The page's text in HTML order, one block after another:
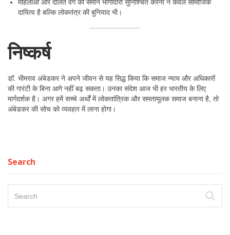
महिलाओं और दलित वर्ग की समान भागीदारी सुनिश्चित करना न केवल सामाजिक
दायित्व है बल्कि लोकतंत्र की बुनियाद भी।
निष्कर्ष
डॉ. भीमराव अंबेडकर ने अपने जीवन से यह सिद्ध किया कि समाज न्याय और अधिकारों
की गारंटी के बिना आगे नहीं बढ़ सकता। उनका संदेश आज भी हर भारतीय के लिए
मार्गदर्शक है। अगर हमें सच्चे अर्थों में लोकतांत्रिक और समतामूलक समाज बनाना है, तो
अंबेडकर की सोच को व्यवहार में लाना होगा।
Search